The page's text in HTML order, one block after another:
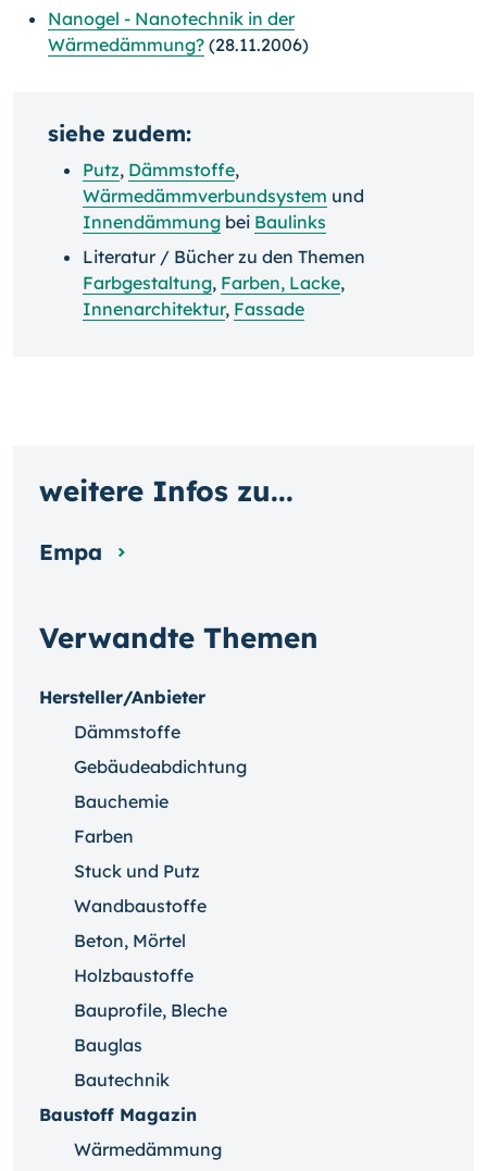
Nanogel - Nanotechnik in der
Wärmedämmung? (28.11.2006)
siehe zudem:
Putz, Dämmstoffe,
Wärmedämmverbundsystem und
Innendämmung bei Baulinks
Literatur / Bücher zu den Themen
Farbgestaltung, Farben, Lacke,
Innenarchitektur, Fassade
Verwandte Themen
Hersteller/Anbieter
Dämmstoffe
Gebäudeabdichtung
Bauchemie
Farben
Stuck und Putz
Wandbaustoffe
Beton, Mörtel
Holzbaustoffe
Bauprofile, Bleche
Bauglas
Bautechnik
Baustoff Magazin
Wärmedämmung
weitere Infos zu...
Empa